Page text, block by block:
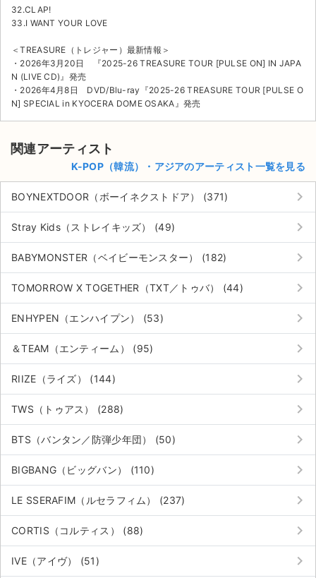
32.CLAP!
33.I WANT YOUR LOVE
＜TREASURE（トレジャー）最新情報＞
・2026年3月20日 『2025-26 TREASURE TOUR [PULSE ON] IN JAPA
N (LIVE CD)』発売
・2026年4月8日 DVD/Blu-ray『2025-26 TREASURE TOUR [PULSE O
N] SPECIAL in KYOCERA DOME OSAKA』発売
関連アーティスト
K-POP（韓流）・アジアのアーティスト一覧を見る
BOYNEXTDOOR（ボーイネクストドア） (371) keyboard_arrow_right
Stray Kids（ストレイキッズ） (49) keyboard_arrow_right
BABYMONSTER（ベイビーモンスター） (182) keyboard_arrow_right
TOMORROW X TOGETHER（TXT／トゥバ） (44) keyboard_arrow_right
ENHYPEN（エンハイプン） (53) keyboard_arrow_right
＆TEAM（エンティーム） (95) keyboard_arrow_right
RIIZE（ライズ） (144) keyboard_arrow_right
TWS（トゥアス） (288) keyboard_arrow_right
BTS（バンタン／防弾少年団） (50) keyboard_arrow_right
BIGBANG（ビッグバン） (110) keyboard_arrow_right
LE SSERAFIM（ルセラフィム） (237) keyboard_arrow_right
CORTIS（コルティス） (88) keyboard_arrow_right
IVE（アイヴ） (51) keyboard_arrow_right